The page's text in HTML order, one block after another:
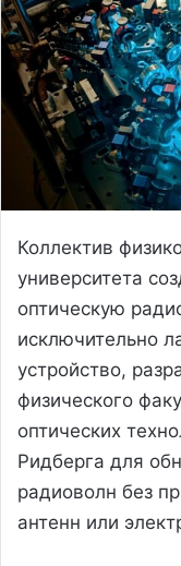
Коллектив
университета
оптическую
исключительно
устройство,
физического
оптических
Ридберга для
радиоволн без
антенн или